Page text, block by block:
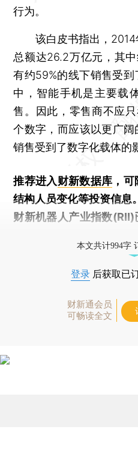
行为。
该白皮书指出，2014
总额达26.2万亿元，其
有约59%的线下销售受
中，智能手机是主要载
售。因此，零售商不应
个数字，而应该以更广
销售受到了数字化载体的
推荐进入财新数据库 ，
结构人员变化等投资信息。
财新机器人产业指数(RII)
本文共计994字
登录 后获取已
财新通会员
可畅读全文